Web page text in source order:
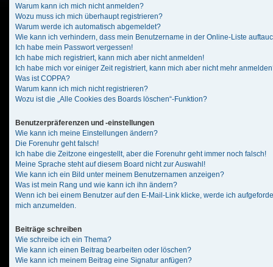
Warum kann ich mich nicht anmelden?
Wozu muss ich mich überhaupt registrieren?
Warum werde ich automatisch abgemeldet?
Wie kann ich verhindern, dass mein Benutzername in der Online-Liste
Ich habe mein Passwort vergessen!
Ich habe mich registriert, kann mich aber nicht anmelden!
Ich habe mich vor einiger Zeit registriert, kann mich aber nicht mehr
Was ist COPPA?
Warum kann ich mich nicht registrieren?
Wozu ist die „Alle Cookies des Boards löschen“-Funktion?
Benutzerpräferenzen und -einstellungen
Wie kann ich meine Einstellungen ändern?
Die Forenuhr geht falsch!
Ich habe die Zeitzone eingestellt, aber die Forenuhr geht immer noch falsch!
Meine Sprache steht auf diesem Board nicht zur Auswahl!
Wie kann ich ein Bild unter meinem Benutzernamen anzeigen?
Was ist mein Rang und wie kann ich ihn ändern?
Wenn ich bei einem Benutzer auf den E-Mail-Link klicke, werde ich
mich anzumelden.
Beiträge schreiben
Wie schreibe ich ein Thema?
Wie kann ich einen Beitrag bearbeiten oder löschen?
Wie kann ich meinem Beitrag eine Signatur anfügen?